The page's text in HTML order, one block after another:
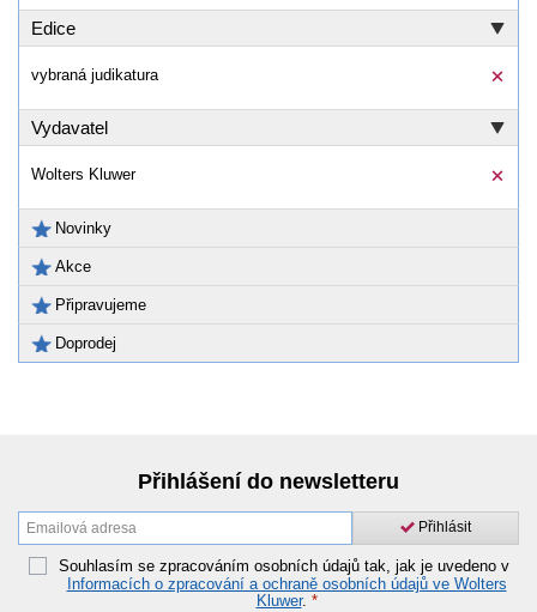
Edice
vybraná judikatura
Vydavatel
Wolters Kluwer
Novinky
Akce
Připravujeme
Doprodej
Přihlášení do newsletteru
Přihlásit
Souhlasím se zpracováním osobních údajů tak, jak je uvedeno v
Informacích o zpracování a ochraně osobních údajů ve Wolters
Kluwer. *